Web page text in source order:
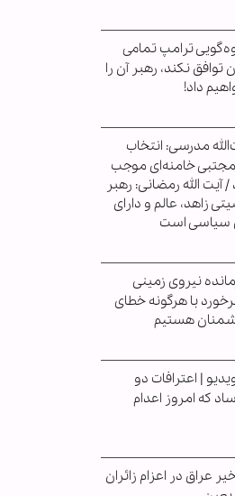
ترامپ تمامی
توافق نکند، رهبر آن را
داد!
مدرسی: انتخاب
مجتبی خامنه‌ای موجب
الله رمضانی: رهبر
زاهد، عالم و دارای
سیاسی است
نیروی زمینی
با هرگونه خطای
هستیم
| اعترافات دو
که امروز اعدام
عراق در اعزام زائران